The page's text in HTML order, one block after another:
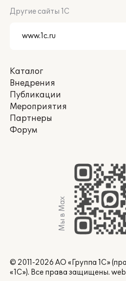
Другие сайты 1С
Каталог
Внедрения
Публикации
Мероприятия
Партнеры
Форум
Мы в Max
© 2011-2026 АО «Группа 1С»
«1С»). Все права защищены.